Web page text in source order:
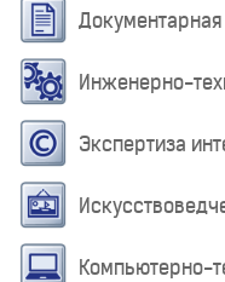
Инженерно-
Экспертиза
Компьютерно-